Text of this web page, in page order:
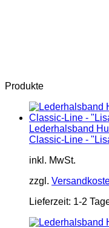
Produkte
Lederhalsband
Classic-Line -
inkl. MwSt.
zzgl.
Lieferzeit: 1-2